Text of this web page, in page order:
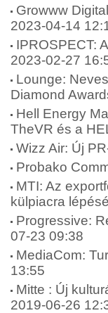
Growww
2023-04-14
IPROSPECT:
2023-02-27
Lounge:
Diamond
Hell Energy
TheVR és a
Wizz Air: Új
Probako
MTI: Az
külpiacra
Progressive:
07-23 09:38
MediaCom:
13:55
Mitte : Új
2019-06-26